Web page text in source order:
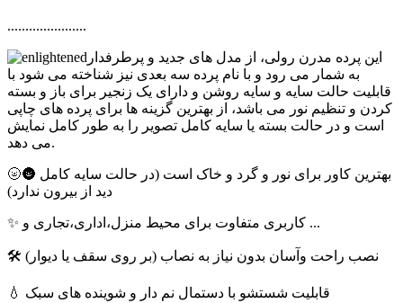
......................
این پرده مدرن رولی، از مدل های جدید و پرطرفدار
به شمار می رود و با نام پرده سه بعدی نیز شناخته می شود با
قابلیت حالت سایه و سایه روشن و دارای یک زنجیر برای باز و بسته
کردن و تنظیم نور می باشد، از بهترین گزینه ها برای پرده های چاپی
است و در حالت بسته یا سایه کامل تصویر را به طور کامل نمایش
می دهد.
🌝🌚 بهترین کاور برای نور و گرد و خاک است (در حالت سایه کامل
دید از بیرون ندارد)
✨ کاربری متفاوت برای محیط منزل،اداری،تجاری و ...
🛠 نصب راحت وآسان بدون نیاز به نصاب (بر روی سقف یا دیوار)
💧 قابلیت شستشو با دستمال نم دار و شوینده های سبک